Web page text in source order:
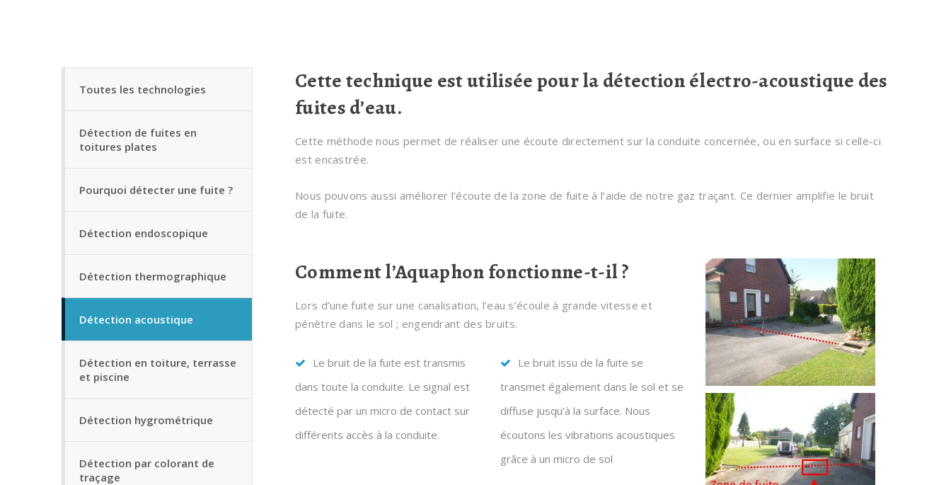
Toutes les technologies
Détection de fuites en
toitures plates
Pourquoi détecter une fuite ?
Détection endoscopique
Détection thermographique
Détection acoustique
Détection en toiture, terrasse
et piscine
Détection hygrométrique
Détection par colorant de
traçage
Cette technique est utilisée pour la détection électro-acoustique des
fuites d’eau.
Cette méthode nous permet de réaliser une écoute directement sur la conduite concernée, ou en surface si celle-ci
est encastrée.
Nous pouvons aussi améliorer l’écoute de la zone de fuite à l’aide de notre gaz traçant. Ce dernier amplifie le bruit
de la fuite.
Comment l’Aquaphon fonctionne-t-il ?
Lors d’une fuite sur une canalisation, l’eau s’écoule à grande vitesse et
pénètre dans le sol ; engendrant des bruits.
Le bruit de la fuite est transmis
dans toute la conduite. Le signal est
détecté par un micro de contact sur
différents accès à la conduite.
Le bruit issu de la fuite se
transmet également dans le sol et se
diffuse jusqu’à la surface. Nous
écoutons les vibrations acoustiques
grâce à un micro de sol